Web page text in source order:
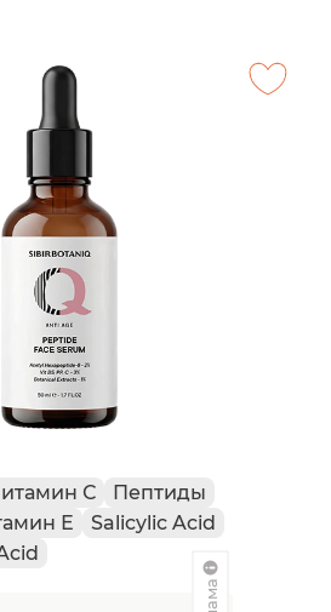
С
Пептиды
Е
Salicylic Acid